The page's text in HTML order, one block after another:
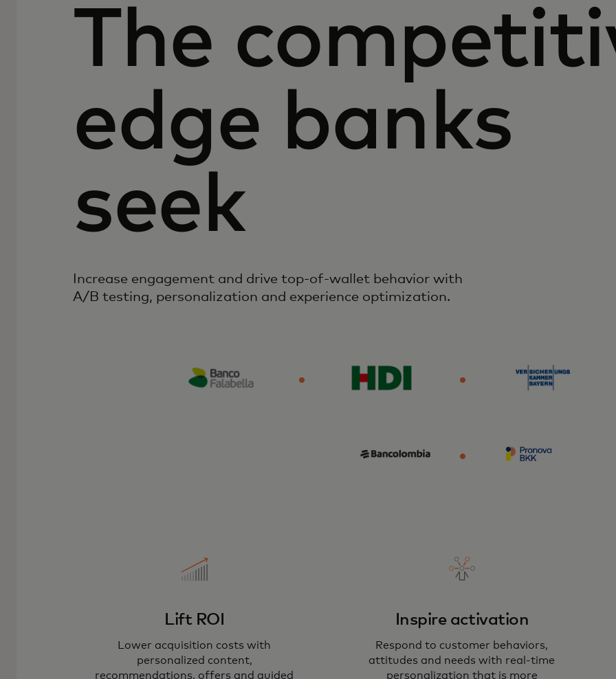
The
edge banks
seek
Increase engagement and drive top-of-wallet behavior with
A/B testing, personalization and experience optimization.
Lift ROI
Lower acquisition costs with
personalized content,
recommendations, offers and guided
Inspire activation
Respond to customer behaviors,
attitudes and needs with real-time
personalization that is more